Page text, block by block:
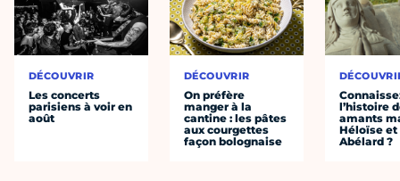
DÉCOUVRIR
Les concerts
parisiens à voir en
août
DÉCOUVRIR
On préfère
manger à la
cantine : les pâtes
aux courgettes
façon bolognaise
l’histoire
amants
Héloïse et
Abélard ?